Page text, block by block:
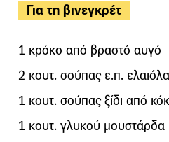
Για τη βινεγκρέτ
1 κρόκο από βραστό αυγό
2 κουτ. σούπας ε.π.
1 κουτ. σούπας ξίδι από
1 κουτ. γλυκού μουστάρδα